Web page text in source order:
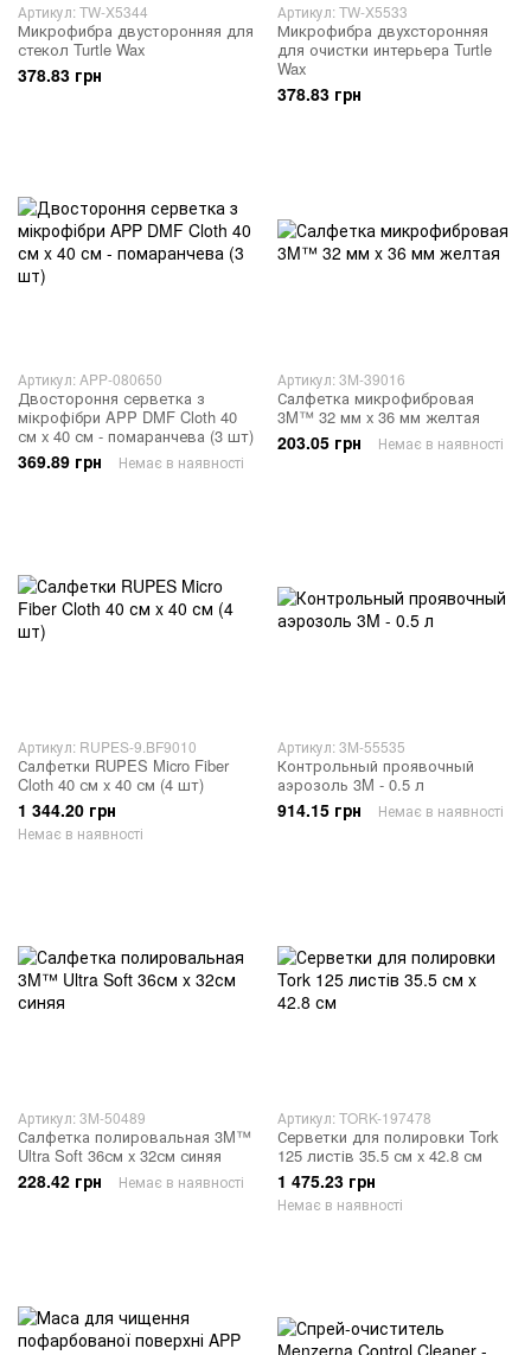
Артикул: TW-X5344
Микрофибра двусторонняя для
стекол Turtle Wax
378.83 грн
Артикул: TW-X5533
Микрофибра двухсторонняя
для очистки интерьера Turtle
Wax
378.83 грн
Артикул: APP-080650
Двостороння серветка з
мікрофібри APP DMF Cloth 40
см x 40 см - помаранчева (3 шт)
369.89 грн Немає в наявності
Артикул: 3M-39016
Салфетка микрофибровая
3M™ 32 мм x 36 мм желтая
203.05 грн Немає в наявності
Артикул: RUPES-9.BF9010
Салфетки RUPES Micro Fiber
Cloth 40 см x 40 см (4 шт)
1 344.20 грн
Немає в наявності
Артикул: 3M-55535
Контрольный проявочный
аэрозоль 3M - 0.5 л
914.15 грн Немає в наявності
Артикул: 3M-50489
Салфетка полировальная 3M™
Ultra Soft 36см x 32см синяя
228.42 грн Немає в наявності
Артикул: TORK-197478
Серветки для полировки Tork
125 листів 35.5 см x 42.8 см
1 475.23 грн
Немає в наявності